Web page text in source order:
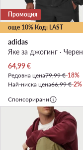
още 10% Код: LAST
Промоция
adidas
Яке за джогинг · Черен
Актуална цена
64,99€
Редовна цена79,99 €-18%
Най-ниска цена66,99 €-2%
Спонсорирани